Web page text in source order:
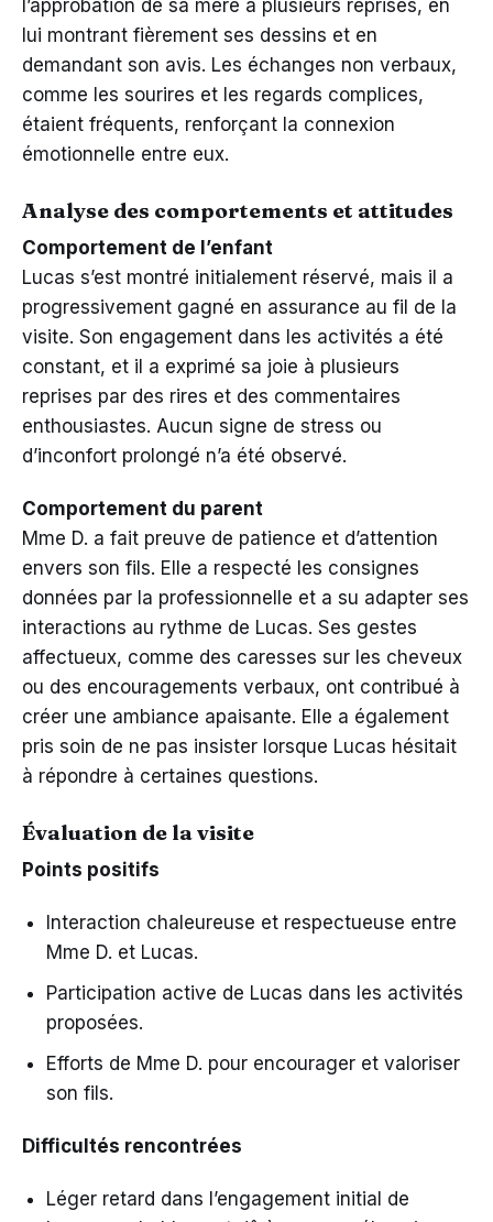
l’approbation de sa mère à plusieurs reprises, en
lui montrant fièrement ses dessins et en
demandant son avis. Les échanges non verbaux,
comme les sourires et les regards complices,
étaient fréquents, renforçant la connexion
émotionnelle entre eux.
Analyse des comportements et attitudes
Comportement de l’enfant
Lucas s’est montré initialement réservé, mais il a
progressivement gagné en assurance au fil de la
visite. Son engagement dans les activités a été
constant, et il a exprimé sa joie à plusieurs
reprises par des rires et des commentaires
enthousiastes. Aucun signe de stress ou
d’inconfort prolongé n’a été observé.
Comportement du parent
Mme D. a fait preuve de patience et d’attention
envers son fils. Elle a respecté les consignes
données par la professionnelle et a su adapter ses
interactions au rythme de Lucas. Ses gestes
affectueux, comme des caresses sur les cheveux
ou des encouragements verbaux, ont contribué à
créer une ambiance apaisante. Elle a également
pris soin de ne pas insister lorsque Lucas hésitait
à répondre à certaines questions.
Évaluation de la visite
Points positifs
Interaction chaleureuse et respectueuse entre
Mme D. et Lucas.
Participation active de Lucas dans les activités
proposées.
Efforts de Mme D. pour encourager et valoriser
son fils.
Difficultés rencontrées
Léger retard dans l’engagement initial de